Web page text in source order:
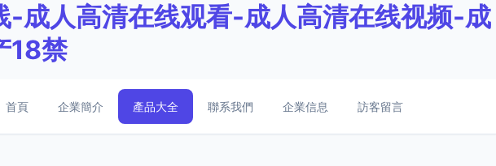
成人高清在线观看-成人高清在线视频-成
18禁
首頁 企業簡介 產品大全 聯系我們 企業信息 訪客留言